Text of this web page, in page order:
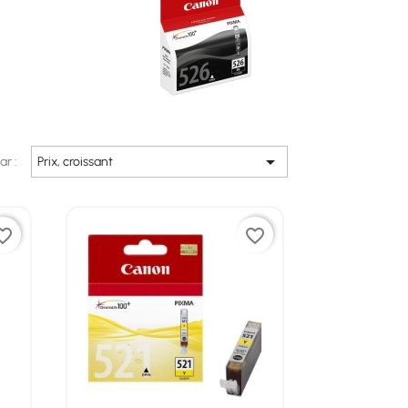
: Prix, croissant 
favorite_border